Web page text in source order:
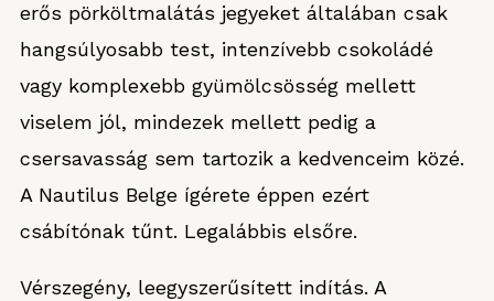
erős pörköltmalátás jegyeket általában csak
hangsúlyosabb test, intenzívebb csokoládé
vagy komplexebb gyümölcsösség mellett
viselem jól, mindezek mellett pedig a
csersavasság sem tartozik a kedvenceim közé.
A Nautilus Belge ígérete éppen ezért
csábítónak tűnt. Legalábbis elsőre.
Vérszegény, leegyszerűsített indítás. A